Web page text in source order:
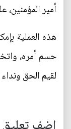
أمير المؤمنين،
هذه العملية
حسم أمره،
لقيم الحق